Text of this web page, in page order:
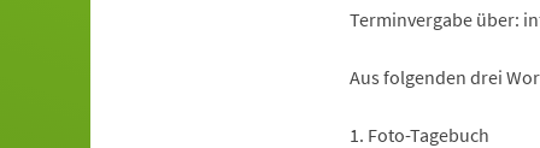
Terminvergabe über:
Aus folgenden drei
1. Foto-Tagebuch